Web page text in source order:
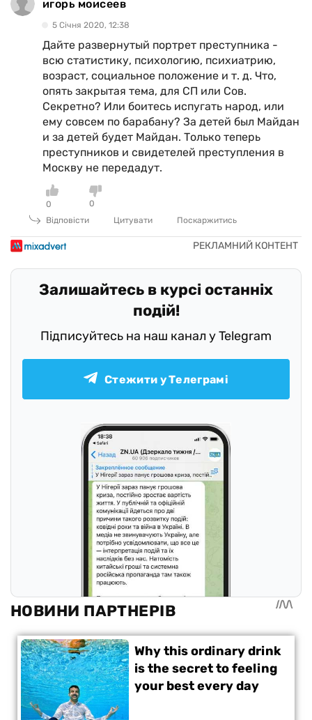
игорь моисеев
5 Сiчня 2020, 12:38
Дайте развернутый портрет преступника -
всю статистику, психологию, психиатрию,
возраст, социальное положение и т. д. Что,
опять закрытая тема, для СП или Сов.
Секретно? Или боитесь испугать народ, или
ему совсем по барабану? За детей был Майдан
и за детей будет Майдан. Только теперь
преступников и свидетелей преступления в
Москву не передадут.
0
0
Відповісти
Цитувати Поскаржитись
Залишайтесь в курсі останніх
подій!
Підписуйтесь на наш канал у Telegram
Стежити у Телеграмі